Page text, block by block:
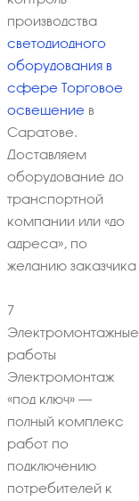
производства
светодиодного
оборудования в
сфере Торговое
освещение в
Саратове.
Доставляем
оборудование до
транспортной
компании или «до
адреса», по
желанию заказчика
7
Электромонтажные
работы
Электромонтаж
«под ключ» –
полный комплекс
работ по
подключению
потребителей к